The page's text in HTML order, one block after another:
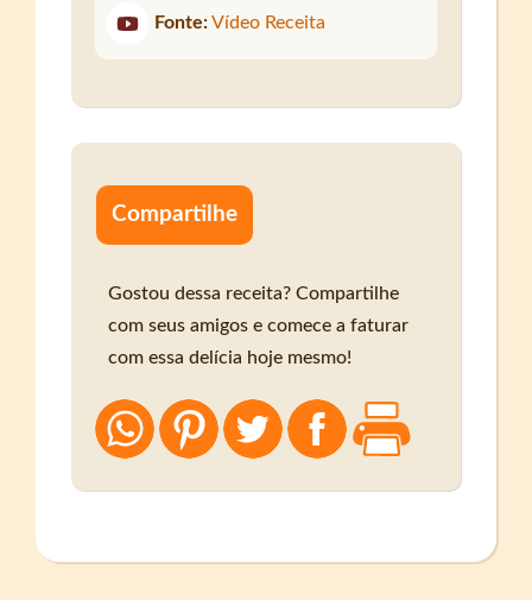
Fonte: Vídeo Receita
Compartilhe
Gostou dessa receita? Compartilhe
com seus amigos e comece a faturar
com essa delícia hoje mesmo!